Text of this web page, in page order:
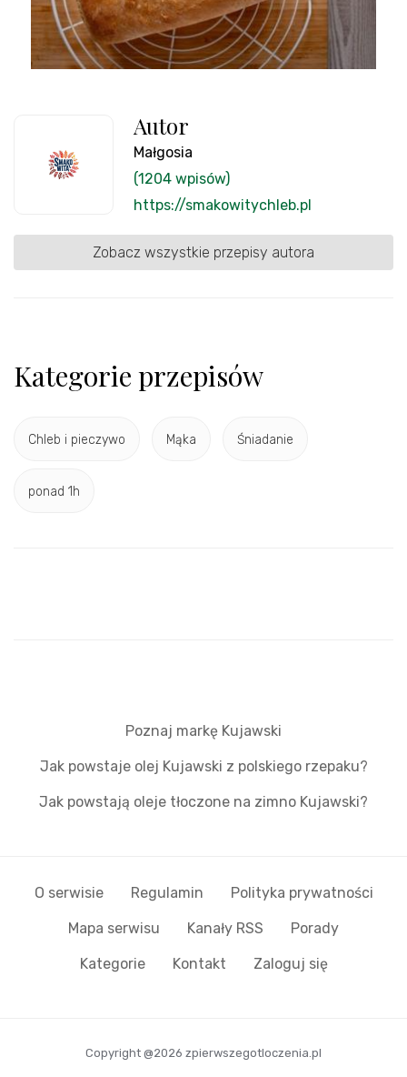
Autor
Małgosia
(1204 wpisów)
https://smakowitychleb.pl
Zobacz wszystkie przepisy autora
Kategorie przepisów
Chleb i pieczywo Mąka Śniadanie
ponad 1h
Poznaj markę Kujawski
Jak powstaje olej Kujawski z polskiego rzepaku?
Jak powstają oleje tłoczone na zimno Kujawski?
O serwisie Regulamin Polityka prywatności
Mapa serwisu Kanały RSS Porady
Kategorie Kontakt Zaloguj się
Copyright @2026 zpierwszegotloczenia.pl